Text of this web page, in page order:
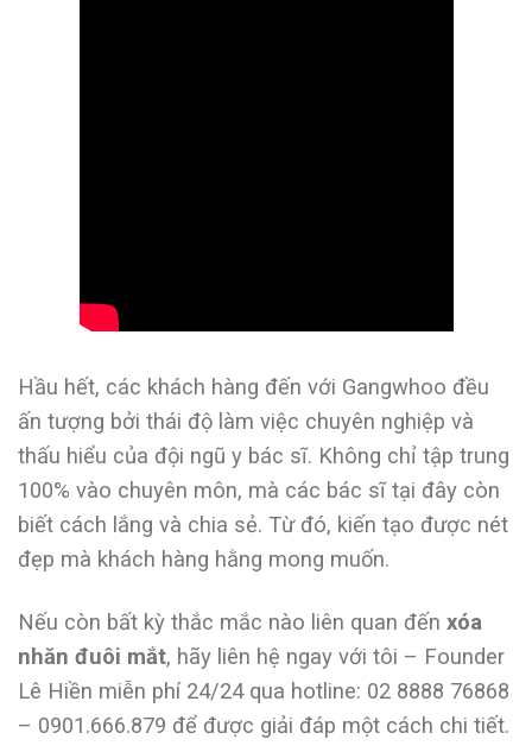
Hầu hết, các khách hàng đến với Gangwhoo đều
ấn tượng bởi thái độ làm việc chuyên nghiệp và
thấu hiểu của đội ngũ y bác sĩ. Không chỉ tập trung
100% vào chuyên môn, mà các bác sĩ tại đây còn
biết cách lắng và chia sẻ. Từ đó, kiến tạo được nét
đẹp mà khách hàng hằng mong muốn.
Nếu còn bất kỳ thắc mắc nào liên quan đến xóa
nhăn đuôi mắt, hãy liên hệ ngay với tôi – Founder
Lê Hiền miễn phí 24/24 qua hotline: 02 8888 76868
– 0901.666.879 để được giải đáp một cách chi tiết.